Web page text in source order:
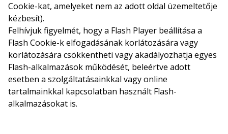
Cookie-kat, amelyeket nem az adott oldal üzemeltetője
kézbesít).
Felhívjuk figyelmét, hogy a Flash Player beállítása a
Flash Cookie-k elfogadásának korlátozására vagy
korlátozására csökkentheti vagy akadályozhatja egyes
Flash-alkalmazások működését, beleértve adott
esetben a szolgáltatásainkkal vagy online
tartalmainkkal kapcsolatban használt Flash-
alkalmazásokat is.